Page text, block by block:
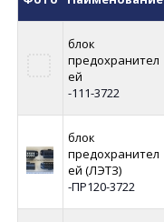
блок
предохранител
ей
-111-3722
блок
предохранител
ей (ЛЭТЗ)
-ПР120-3722